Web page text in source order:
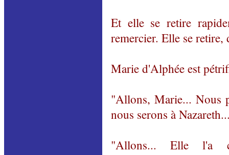
Et elle se retire
remercier. Elle se
Marie d'Alphée est
"Allons, Marie... Nous
nous serons à
"Allons... Elle l'a